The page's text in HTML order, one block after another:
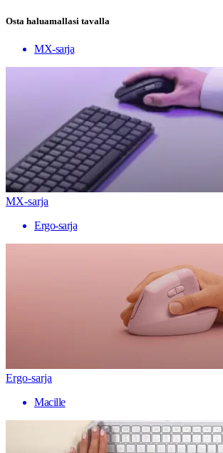
Osta haluamallasi tavalla
MX-sarja
MX-sarja
Ergo-sarja
Ergo-sarja
Macille